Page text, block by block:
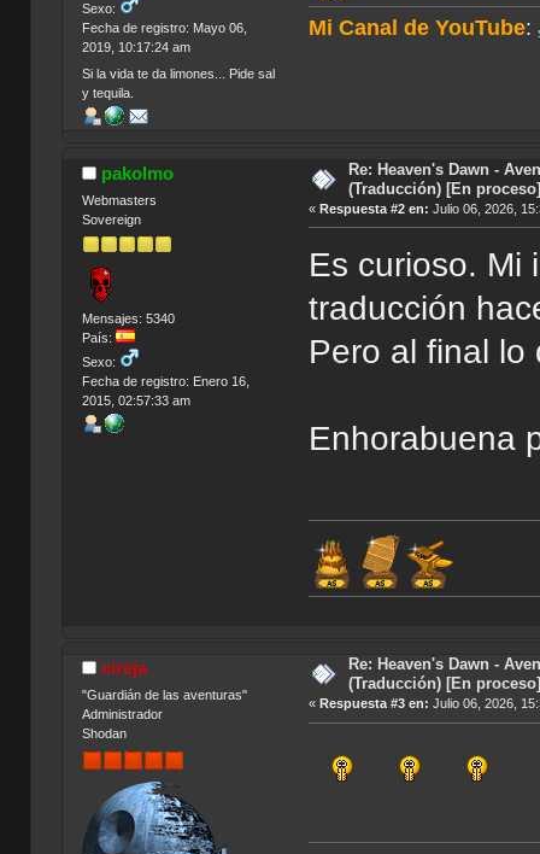
Sexo:
Fecha de registro: Mayo 06,
2019, 10:17:24 am
Si la vida te da limones... Pide sal
y tequila.
Mi Canal de YouTube:
pakolmo
Webmasters
Sovereign
Mensajes: 5340
País:
Sexo:
Fecha de registro: Enero 16,
2015, 02:57:33 am
Re: Heaven's Dawn -
(Traducción) [En proceso]
«Respuesta #2 en: Julio 06, 2026,
Es curioso. Mi
traducción
Pero al final lo
Enhorabuena
cireja
"Guardián de las aventuras"
Administrador
Shodan
Re: Heaven's Dawn -
(Traducción) [En proceso]
«Respuesta #3 en: Julio 06, 2026,